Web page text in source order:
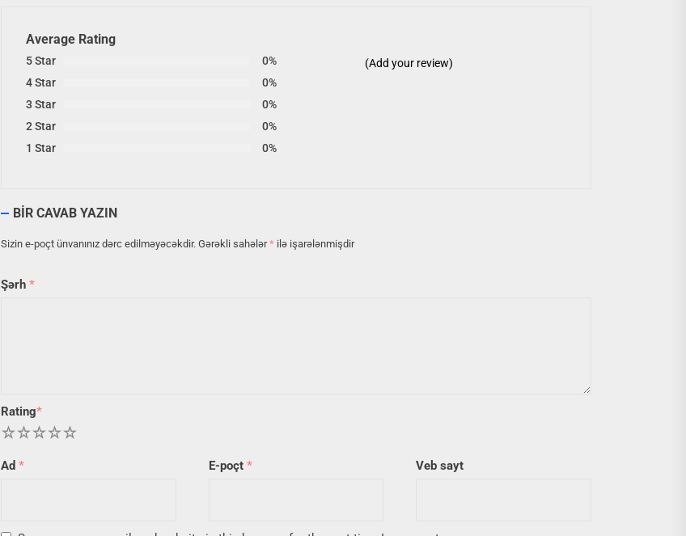
Average Rating
5 Star
0%
4 Star
0%
3 Star
0%
2 Star
0%
1 Star
0%
(Add your review)
BIR CAVAB YAZIN
Sizin e-poçt ünvanınız dərc edilməyəcəkdir. Gərəkli sahələr* ilə işarələnmişdir
Şərh *
Rating*
5
4
3
2
Ad * E-poçt * Veb sayt